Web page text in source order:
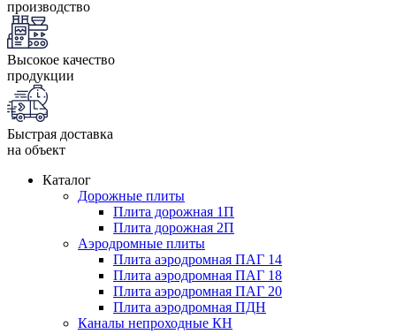
производство
Высокое качество
продукции
Быстрая доставка
на объект
Каталог
Дорожные плиты
Плита дорожная 1П
Плита дорожная 2П
Аэродромные плиты
Плита аэродромная ПАГ 14
Плита аэродромная ПАГ 18
Плита аэродромная ПАГ 20
Плита аэродромная ПДН
Каналы непроходные КН